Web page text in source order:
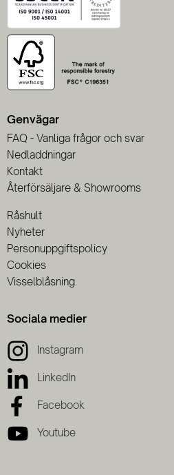
Genvägar
FAQ - Vanliga frågor och svar
Nedladdningar
Kontakt
Återförsäljare & Showrooms
Råshult
Nyheter
Personuppgiftspolicy
Cookies
Visselblåsning
Sociala medier
Instagram
LinkedIn
Facebook
Youtube